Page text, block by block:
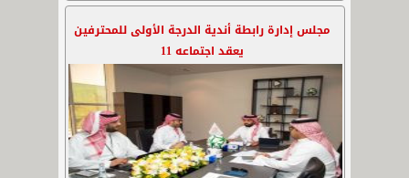
مجلس إدارة رابطة أندية الدرجة الأولى للمحترفين
يعقد اجتماعه 11